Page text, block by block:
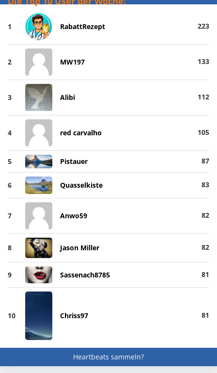
1 RabattRezept 223
2 MW197 133
3 Alibi 112
4 red carvalho 105
5 Pistauer 87
6 Quasselkiste 83
7 Anwo59 82
8 Jason Miller 82
9 Sassenach8785 81
10 Chriss97 81
Heartbeats sammeln?